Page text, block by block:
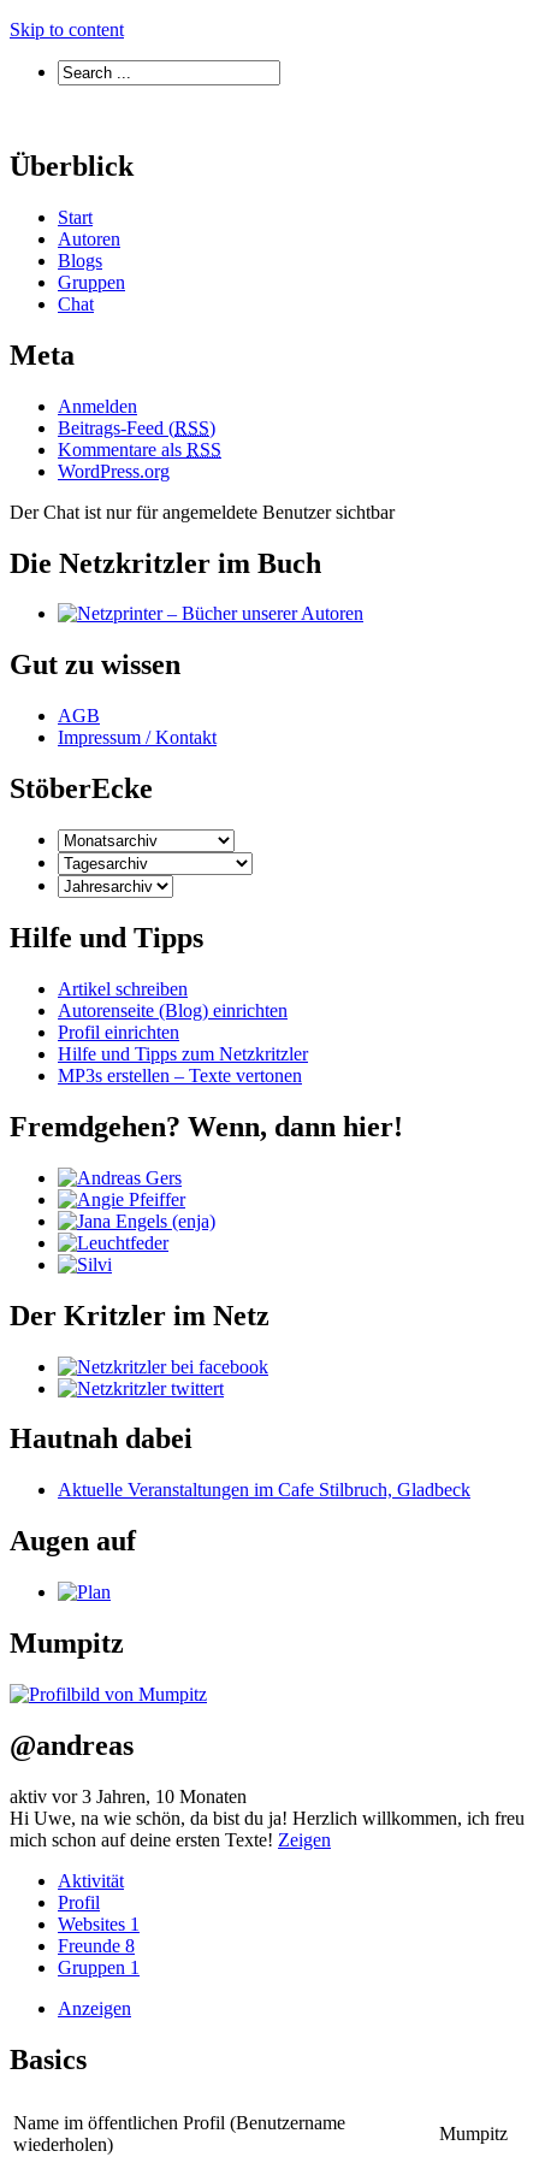
Skip to content
Überblick
Start
Autoren
Blogs
Gruppen
Chat
Meta
Anmelden
Beitrags-Feed (RSS)
Kommentare als RSS
WordPress.org
Der Chat ist nur für angemeldete Benutzer sichtbar
Die Netzkritzler im Buch
Gut zu wissen
AGB
Impressum / Kontakt
StöberEcke
Hilfe und Tipps
Artikel schreiben
Autorenseite (Blog) einrichten
Profil einrichten
Hilfe und Tipps zum Netzkritzler
MP3s erstellen – Texte vertonen
Fremdgehen? Wenn, dann hier!
Der Kritzler im Netz
Hautnah dabei
Aktuelle Veranstaltungen im Cafe Stilbruch, Gladbeck
Augen auf
Mumpitz
@andreas
aktiv vor 3 Jahren, 10 Monaten
Hi Uwe, na wie schön, da bist du ja! Herzlich willkommen, ich freu
mich schon auf deine ersten Texte! Zeigen
Aktivität
Profil
Websites 1
Freunde 8
Gruppen 1
Anzeigen
Basics
Name im öffentlichen Profil (Benutzername
wiederholen)
Mumpitz